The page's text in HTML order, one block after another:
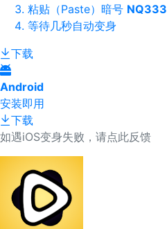
粘贴（Paste）暗号 NQ333
等待几秒自动变身
下载
Android
安装即用
下载
如遇iOS变身失败，请点此反馈